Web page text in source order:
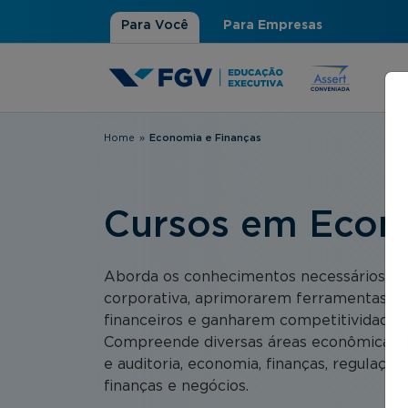
Para Você Para Empresas
Você está aqui
Home » Economia e Finanças
Cursos em
Aborda os conhecimentos necessários
corporativa, aprimorarem ferramentas e
financeiros e ganharem competitividade
Compreende diversas áreas econômicas
e auditoria, economia, finanças,
finanças e negócios.